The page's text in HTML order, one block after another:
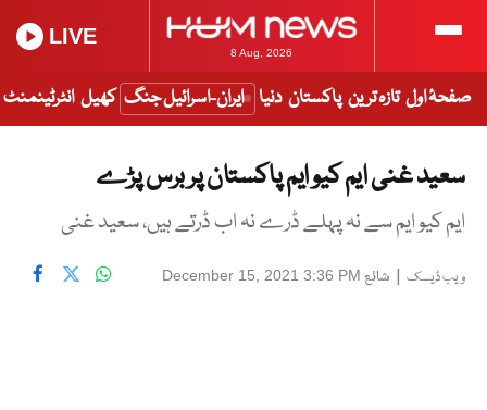
8 Aug, 2026
LIVE
صفحۂ اول تازہ ترین پاکستان دنیا ایران-اسرائیل جنگ کھیل انٹرٹینمنٹ
سعید غنی ایم کیو ایم پاکستان پر برس پڑے
ایم کیو ایم سے نہ پہلے ڈرے نہ اب ڈرتے ہیں، سعید غنی
ویب ڈیسک | شائع December 15, 2021 3:36 PM